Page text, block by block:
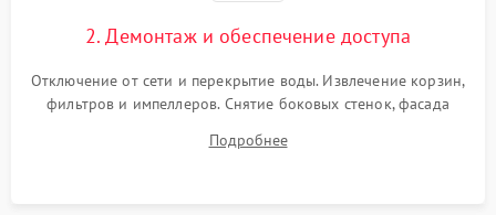
2. Демонтаж и обеспечение доступа
Отключение от сети и перекрытие воды. Извлечение корзин,
фильтров и импеллеров. Снятие боковых стенок, фасада
циркуляционному насосу, ТЭНу и сливной помпе.
Подробнее